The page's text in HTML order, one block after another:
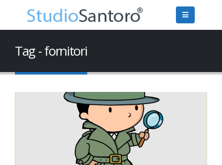
Tag - fornitori